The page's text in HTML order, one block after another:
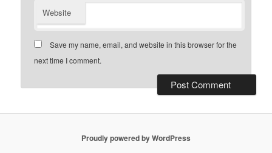
Website
Save my name, email, and website in this browser for the
next time I comment.
Proudly powered by WordPress